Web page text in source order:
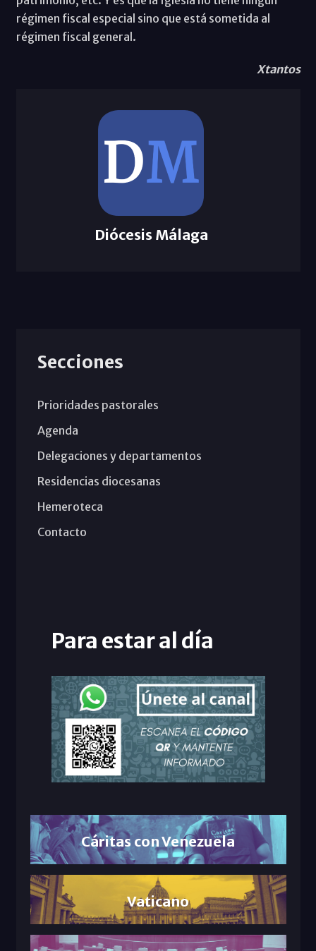
régimen fiscal especial sino que está sometida al
régimen fiscal general.
Xtantos
Diócesis Málaga
Secciones
Prioridades pastorales
Agenda
Delegaciones y departamentos
Residencias diocesanas
Hemeroteca
Contacto
Para estar al día
Cáritas con Venezuela
Vaticano